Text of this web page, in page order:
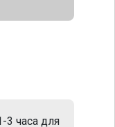
3 часа для